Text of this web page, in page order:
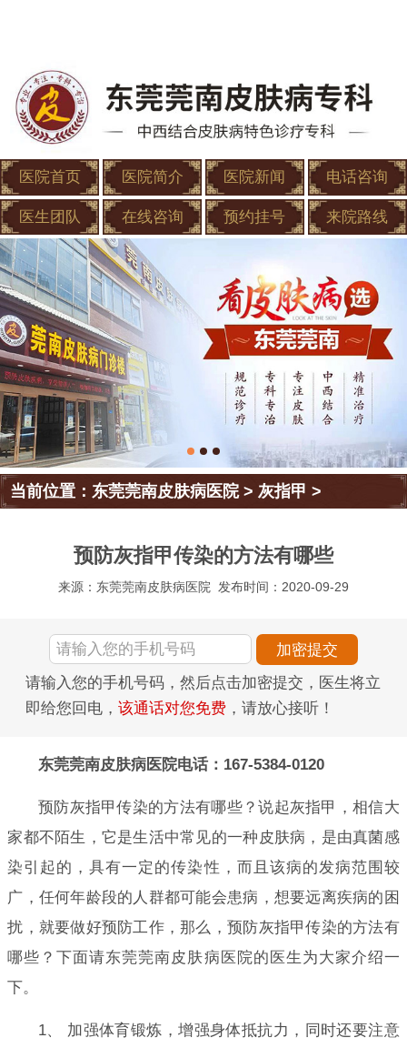
医院首页 医院简介 医院新闻 电话咨询
医生团队 在线咨询 预约挂号 来院路线
当前位置：东莞莞南皮肤病医院>灰指甲 >
预防灰指甲传染的方法有哪些
来源：东莞莞南皮肤病医院 发布时间：2020-09-29
请输入您的手机号码，然后点击加密提交，医生将立
即给您回电， 该通话对您免费 ，请放心接听！
东莞莞南皮肤病医院电话：167-5384-0120
预防灰指甲传染的方法有哪些？说起灰指甲，相信大
家都不陌生，它是生活中常见的一种皮肤病，是由真菌感
染引起的，具有一定的传染性，而且该病的发病范围较
广，任何年龄段的人群都可能会患病，想要远离疾病的困
扰，就要做好预防工作，那么，预防灰指甲传染的方法有
哪些？下面请东莞莞南皮肤病医院的医生为大家介绍一
下。
1、 加强体育锻炼，增强身体抵抗力，同时还要注意